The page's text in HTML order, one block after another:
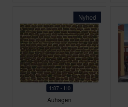
Nyhed
1:87 - H0
Auhagen